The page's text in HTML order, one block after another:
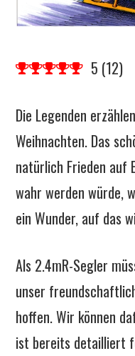
5 (12)
Die Legenden
Weihnachten. Das
natürlich Frieden auf
wahr werden würde,
ein Wunder, auf das
Als 2.4mR-Segler
unser
hoffen. Wir können
ist bereits detailliert